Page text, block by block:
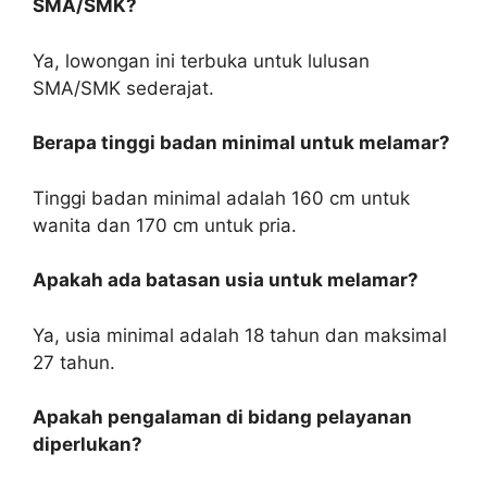
SMA/SMK?
Ya, lowongan ini terbuka untuk lulusan
SMA/SMK sederajat.
Berapa tinggi badan minimal untuk melamar?
Tinggi badan minimal adalah 160 cm untuk
wanita dan 170 cm untuk pria.
Apakah ada batasan usia untuk melamar?
Ya, usia minimal adalah 18 tahun dan maksimal
27 tahun.
Apakah pengalaman di bidang pelayanan
diperlukan?